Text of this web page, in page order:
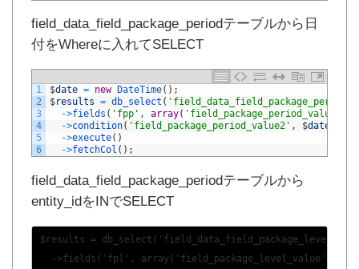
field_data_field_package_periodテーブルから日
付をWhereに入れてSELECT
1
2
3
4
5
6
$date = new DateTime( ) ;
$results = db_select ( 'field_data_field_package_period'
->fields ( 'fpp' , array( 'field_package_period_value2'
->condition( 'field_package_period_value2' , $date
->execute( )
->fetchCol ( ) ;
field_data_field_package_periodテーブルから
entity_idをINでSELECT
$results = db_select('field_data_field_package_level',
  ->fields('fpl', array('field_package_level_value'))